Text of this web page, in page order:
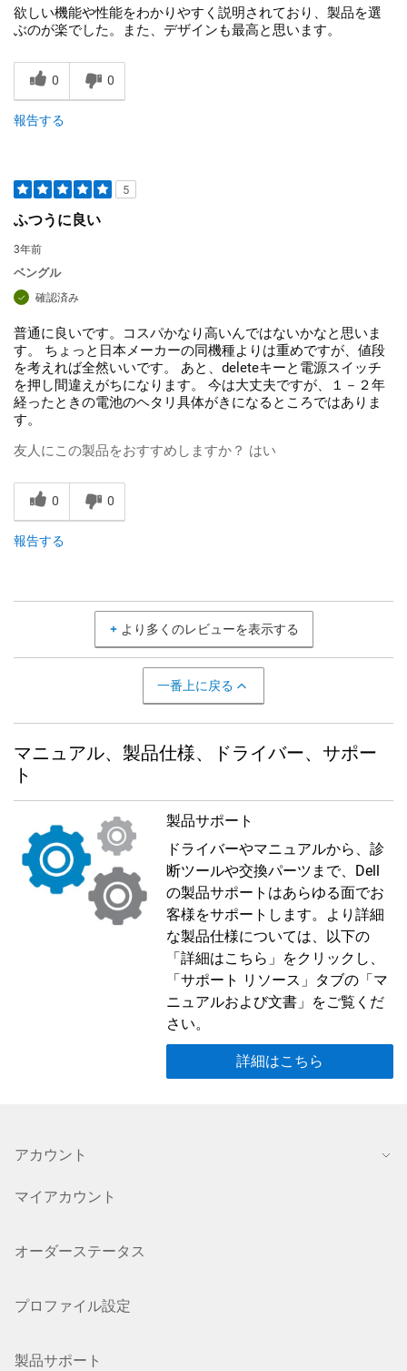
欲しい機能や性能をわかりやすく説明されており、製品を選
ぶのが楽でした。また、デザインも最高と思います。
0 0
報告する
5
ふつうに良い
3年前
ベングル
確認済み
普通に良いです。コスパかなり高いんではないかなと思いま
す。 ちょっと日本メーカーの同機種よりは重めですが、値段
を考えれば全然いいです。 あと、deleteキーと電源スイッチ
を押し間違えがちになります。 今は大丈夫ですが、１－２年
経ったときの電池のヘタリ具体がきになるところではありま
す。
友人にこの製品をおすすめしますか？ はい
0 0
報告する
より多くのレビューを表示する
一番上に戻る
マニュアル、製品仕様、ドライバー、サポー
ト
製品サポート
ドライバーやマニュアルから、診
断ツールや交換パーツまで、Dell
の製品サポートはあらゆる面でお
客様をサポートします。より詳細
な製品仕様については、以下の
「詳細はこちら」をクリックし、
「サポート リソース」タブの「マ
ニュアルおよび文書」をご覧くだ
さい。
詳細はこちら
アカウント
マイアカウント
オーダーステータス
プロファイル設定
製品サポート